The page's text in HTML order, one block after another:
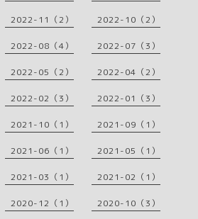
2022-11（2） 2022-10（2）
2022-08（4） 2022-07（3）
2022-05（2） 2022-04（2）
2022-02（3） 2022-01（3）
2021-10（1） 2021-09（1）
2021-06（1） 2021-05（1）
2021-03（1） 2021-02（1）
2020-12（1） 2020-10（3）